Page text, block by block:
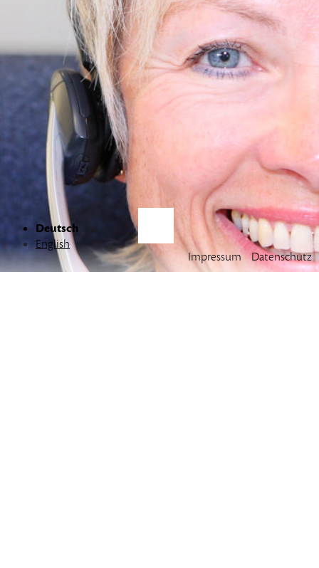
Deutsch
English
Impressum
Datenschutz